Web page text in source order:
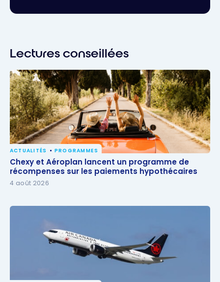
Lectures conseillées
Chexy et Aéroplan lancent un programme de
récompenses sur les paiements hypothécaires
ACTUALITÉS PROGRAMMES
Chexy et Aéroplan lancent un programme de
récompenses sur les paiements hypothécaires
4 août 2026